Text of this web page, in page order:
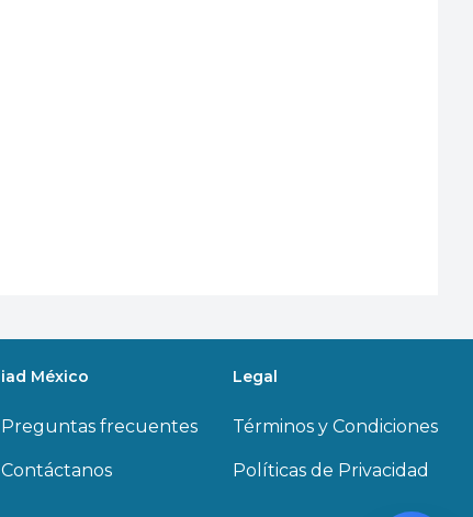
iad México
Preguntas frecuentes
Contáctanos
Legal
Términos y Condiciones
Políticas de Privacidad